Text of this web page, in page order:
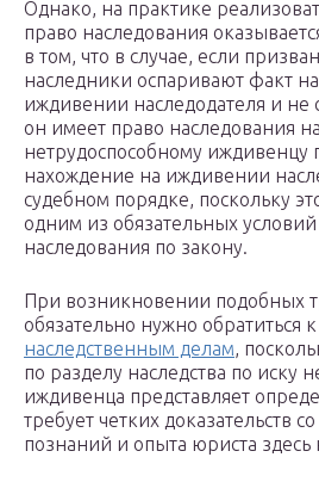
Однако, на практике
право наследования
в том, что в случае, если
наследники оспаривают факт
иждивении наследодателя и не
он имеет право наследования
нетрудоспособному иждивенцу
нахождение на иждивении
судебном порядке, поскольку
одним из обязательных
наследования по закону.
При возникновении подобных
обязательно нужно обратиться
наследственным делам,
по разделу наследства по иску
иждивенца представляет
требует четких доказательств
познаний и опыта юриста здесь